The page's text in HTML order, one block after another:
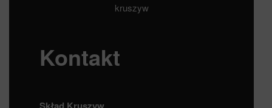
kruszyw
Kontakt